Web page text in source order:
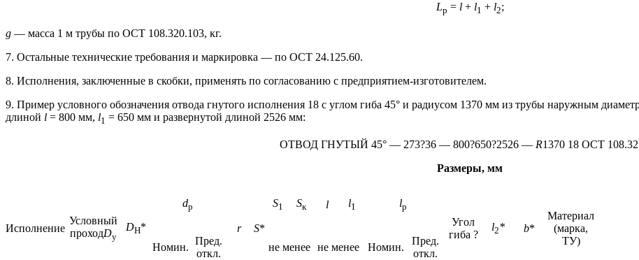
Lp = l+ l1 + l2;
g — масса 1 м трубы по ОСТ 108.320.103, кг.
7. Остальные технические требования и маркировка — по ОСТ 24.125.60.
8. Исполнения, заключенные в скобки, применять по согласованию с предприятием-изготовителем.
9. Пример условного обозначения отвода гнутого исполнения 18 с углом гиба 45° и радиусом 1370 мм из трубы наружным
длиной l = 800 мм, l1 = 650 мм и развернутой длиной 2526 мм:
ОТВОД ГНУТЫЙ 45° — 273?36 — 800?650?2526 — R1370 18 ОСТ
Размеры, мм
Исполнение
Условный
проходDy
DH*
dp
r S*
S1 Sк l l1 lp
Угол
гиба ?
l2* b*
Материал
(марка,
ТУ)
Номин.
Пред.
откл.
не менее не менее Номин.
Пред.
откл.